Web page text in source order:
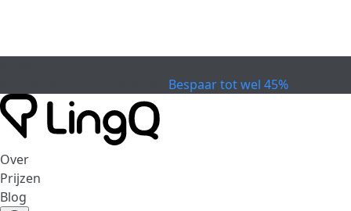
Bespaar tot wel 45%
Over
Prijzen
Blog